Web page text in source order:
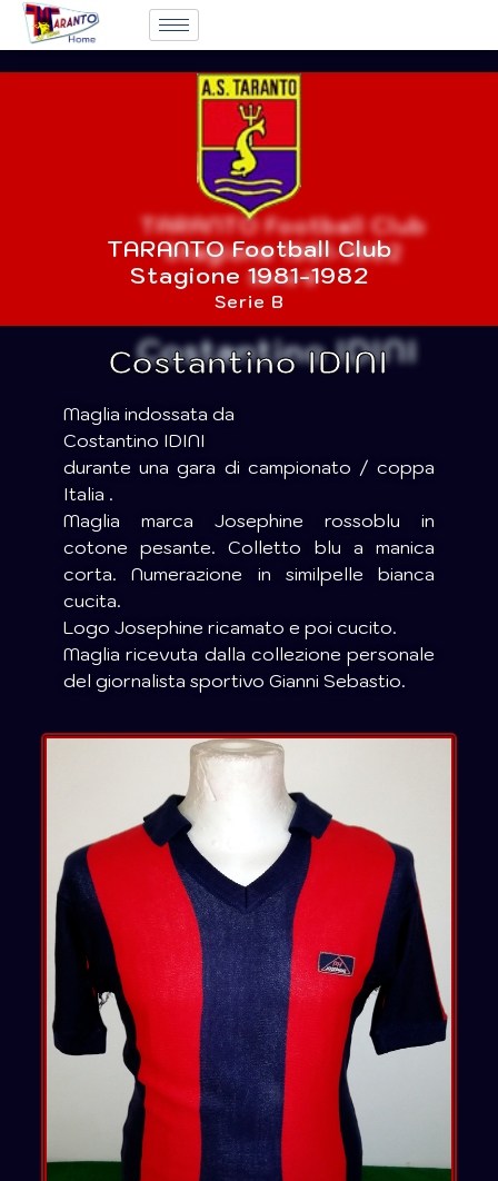
TARANTO Football Club
Stagione 1981-1982
Serie B
Costantino IDINI
Maglia indossata da
Costantino IDINI
durante una gara di campionato / coppa
Italia .
Maglia marca Josephine rossoblu in
cotone pesante. Colletto blu a manica
corta. Numerazione in similpelle bianca
cucita.
Logo Josephine ricamato e poi cucito.
Maglia ricevuta dalla collezione personale
del giornalista sportivo Gianni Sebastio.